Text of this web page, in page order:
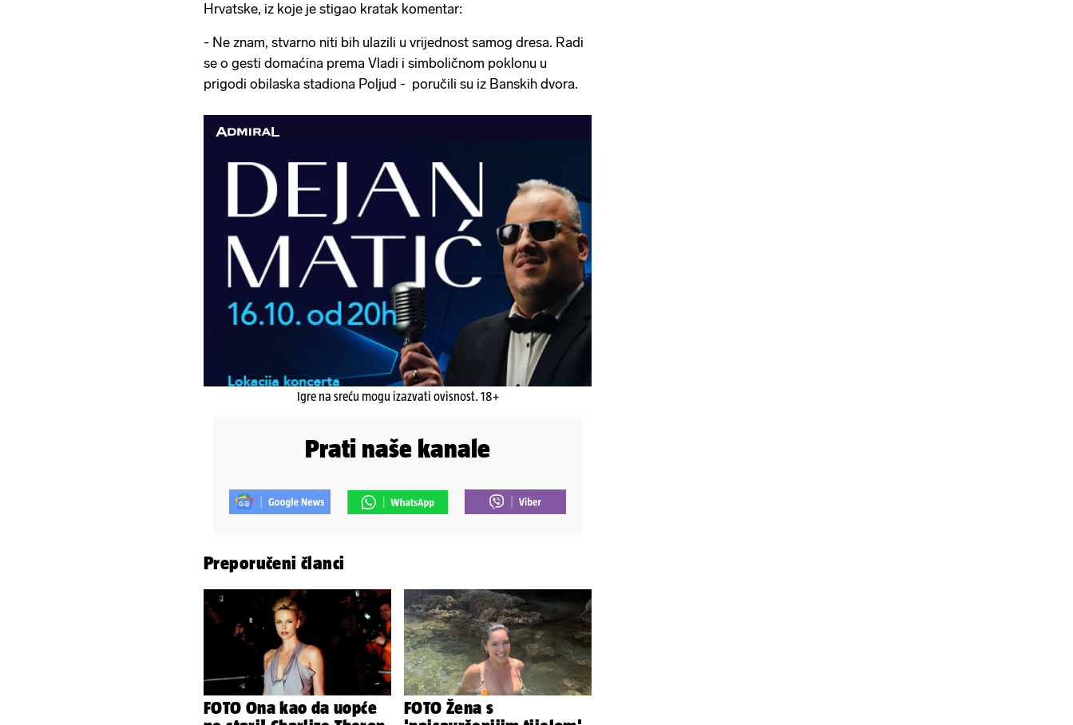
Hrvatske, iz koje je stigao kratak komentar:
- Ne znam, stvarno niti bih ulazili u vrijednost samog dresa. Radi
se o gesti domaćina prema Vladi i simboličnom poklonu u
prigodi obilaska stadiona Poljud - poručili su iz Banskih dvora.
Igre na sreću mogu izazvati ovisnost. 18+
Prati naše kanale
Preporučeni članci
FOTO Ona kao da uopće
FOTO Žena s